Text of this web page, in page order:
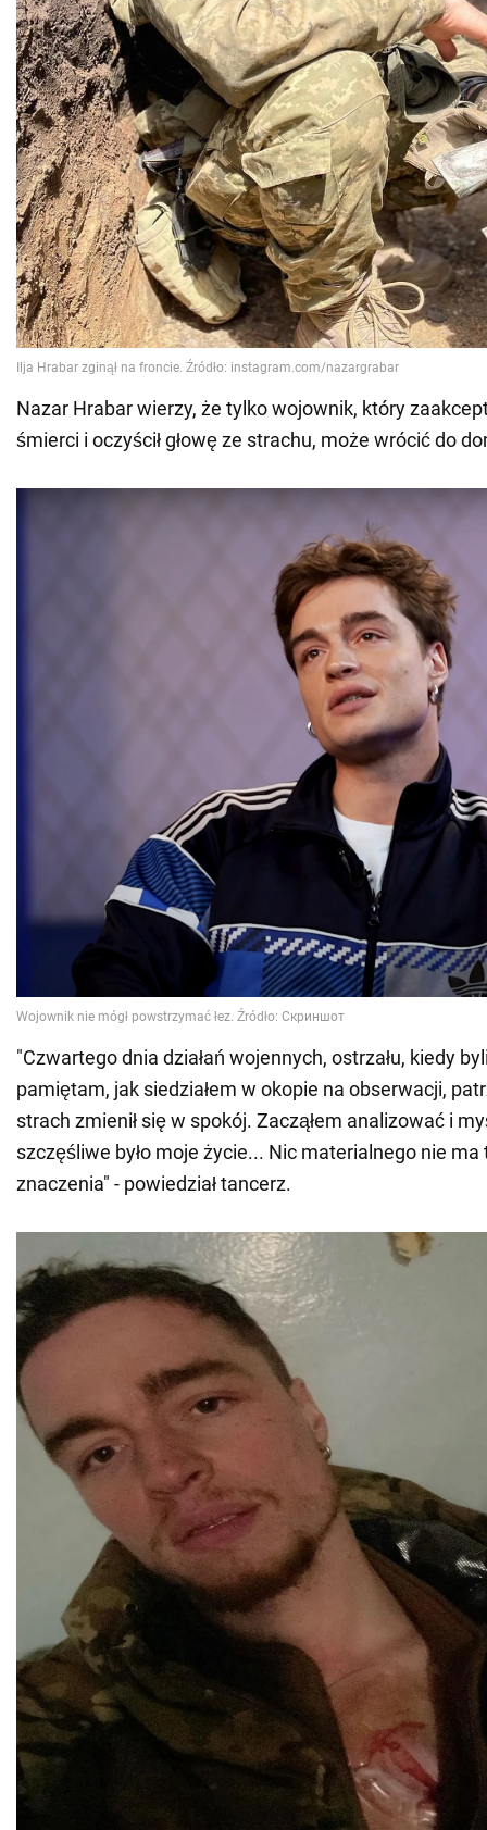
Nazar Hrabar wierzy, że tylko wojownik, który
śmierci i oczyścił głowę ze strachu, może wrócić do
"Czwartego dnia działań wojennych, ostrzału, kiedy
pamiętam, jak siedziałem w okopie na obserwacji,
strach zmienił się w spokój. Zacząłem analizować i
szczęśliwe było moje życie... Nic materialnego nie
znaczenia" - powiedział tancerz.